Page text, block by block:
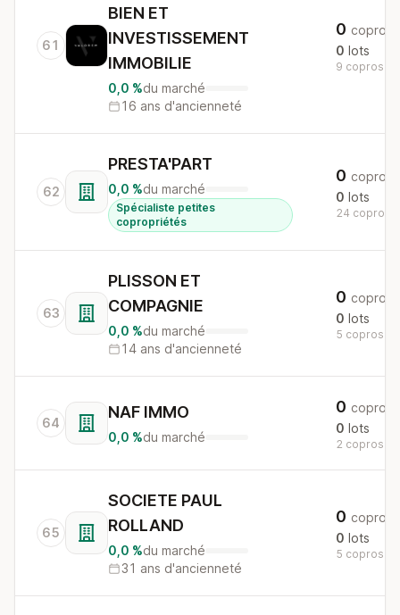
61
BIEN ET
INVESTISSEMENT
IMMOBILIE
0,0 %du marché
16 ans d'ancienneté
0 copros
0 lots
9 copros
62
PRESTA'PART
0,0 %du marché
Spécialiste petites
copropriétés
0 copros
0 lots
24 copros
63
PLISSON ET
COMPAGNIE
0,0 %du marché
14 ans d'ancienneté
0 copros
0 lots
5 copros
64
NAF IMMO
0,0 %du marché
0 copros
0 lots
2 copros
65
SOCIETE PAUL
ROLLAND
0,0 %du marché
31 ans d'ancienneté
0 copros
0 lots
5 copros